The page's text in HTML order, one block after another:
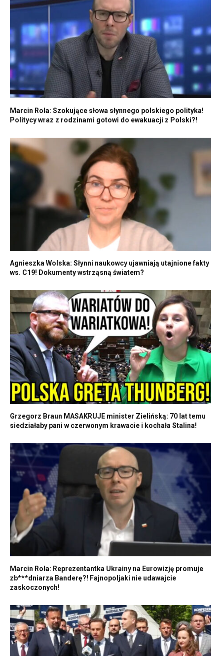
Marcin Rola: Szokujące słowa słynnego polskiego polityka!
Politycy wraz z rodzinami gotowi do ewakuacji z Polski?!
Agnieszka Wolska: Słynni naukowcy ujawniają utajnione fakty
ws. C19! Dokumenty wstrząsną światem?
Grzegorz Braun MASAKRUJE minister Zielińską: 70 lat temu
siedziałaby pani w czerwonym krawacie i kochała Stalina!
Marcin Rola: Reprezentantka Ukrainy na Eurowizję promuje
zb***dniarza Banderę?! Fajnopoljaki nie udawajcie
zaskoczonych!